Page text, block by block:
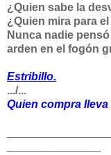
¿Quien sabe la
¿Quien mira para
Nunca nadie
arden en el fogón
Estribillo.
.../...
Quien compra